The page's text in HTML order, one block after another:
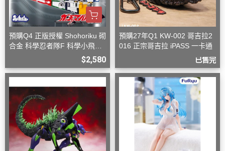
預購Q4 正版授權 Shohoriku 砌
合金 科學忍者隊F 科學小飛俠
$2,580
預購27年Q1 KW-002 哥吉拉2
016 正宗哥吉拉 iPASS 一卡通
已售完